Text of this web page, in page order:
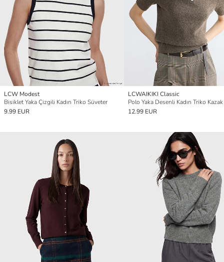
LCW Modest
Bisiklet Yaka Çizgili Kadın Triko Süveter
9.99 EUR
LCWAIKIKI Classic
Polo Yaka Desenli Kadın Triko Kazak
12.99 EUR